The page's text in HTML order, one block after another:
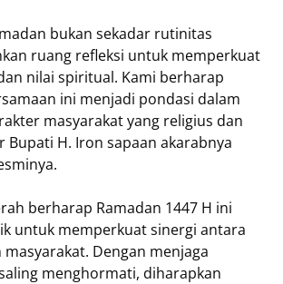
bukan sekadar rutinitas
ruang refleksi untuk memperkuat
nilai spiritual. Kami berharap
ini menjadi pondasi dalam
masyarakat yang religius dan
Bupati H. Iron sapaan akarabnya
berharap Ramadan 1447 H ini
untuk memperkuat sinergi antara
Dengan menjaga
menghormati, diharapkan